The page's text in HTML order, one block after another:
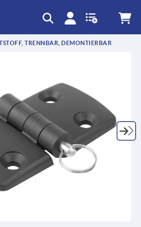
TRENNBAR, DEMONTIERBAR